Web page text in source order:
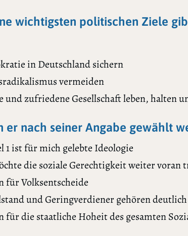
wichtigsten politischen Ziele
in Deutschland sichern
vermeiden
und zufriedene Gesellschaft leben, halten
er nach seiner Angabe gewählt
1 ist für mich gelebte Ideologie
die soziale Gerechtigkeit weiter voran
für Volksentscheide
und Geringverdiener gehören
für die staatliche Hoheit des gesamten